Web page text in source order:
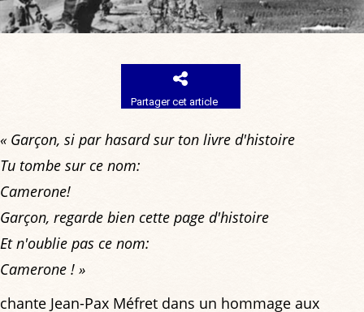
Partager cet article
« Garçon, si par hasard sur ton livre d'histoire
Tu tombe sur ce nom:
Camerone!
Garçon, regarde bien cette page d'histoire
Et n'oublie pas ce nom:
Camerone ! »
chante Jean-Pax Méfret dans un hommage aux